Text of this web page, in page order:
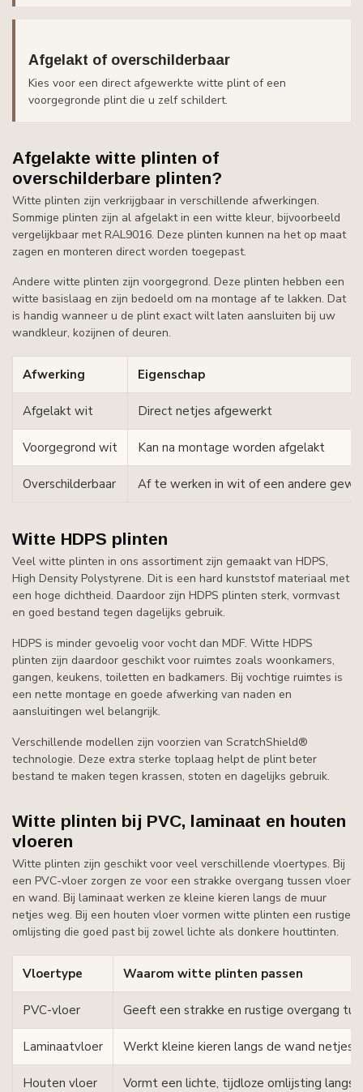
Afgelakt of overschilderbaar
Kies voor een direct afgewerkte witte plint of een
voorgegronde plint die u zelf schildert.
Afgelakte witte plinten of
overschilderbare plinten?
Witte plinten zijn verkrijgbaar in verschillende afwerkingen.
Sommige plinten zijn al afgelakt in een witte kleur, bijvoorbeeld
vergelijkbaar met RAL9016. Deze plinten kunnen na het op maat
zagen en monteren direct worden toegepast.
Andere witte plinten zijn voorgegrond. Deze plinten hebben een
witte basislaag en zijn bedoeld om na montage af te lakken. Dat
is handig wanneer u de plint exact wilt laten aansluiten bij uw
wandkleur, kozijnen of deuren.
Afwerking Eigenschap
Afgelakt wit Direct netjes afgewerkt
Voorgegrond wit Kan na montage worden afgelakt
Overschilderbaar Af te werken in wit of een andere
Witte HDPS plinten
Veel witte plinten in ons assortiment zijn gemaakt van HDPS,
High Density Polystyrene. Dit is een hard kunststof materiaal met
een hoge dichtheid. Daardoor zijn HDPS plinten sterk, vormvast
en goed bestand tegen dagelijks gebruik.
HDPS is minder gevoelig voor vocht dan MDF. Witte HDPS
plinten zijn daardoor geschikt voor ruimtes zoals woonkamers,
gangen, keukens, toiletten en badkamers. Bij vochtige ruimtes is
een nette montage en goede afwerking van naden en
aansluitingen wel belangrijk.
Verschillende modellen zijn voorzien van ScratchShield®
technologie. Deze extra sterke toplaag helpt de plint beter
bestand te maken tegen krassen, stoten en dagelijks gebruik.
Witte plinten bij PVC, laminaat en houten
vloeren
Witte plinten zijn geschikt voor veel verschillende vloertypes. Bij
een PVC-vloer zorgen ze voor een strakke overgang tussen vloer
en wand. Bij laminaat werken ze kleine kieren langs de muur
netjes weg. Bij een houten vloer vormen witte plinten een rustige
omlijsting die goed past bij zowel lichte als donkere houttinten.
Vloertype Waarom witte plinten passen
PVC-vloer Geeft een strakke en rustige overgang
Laminaatvloer Werkt kleine kieren langs de wand netjes
Houten vloer Vormt een lichte, tijdloze omlijsting langs